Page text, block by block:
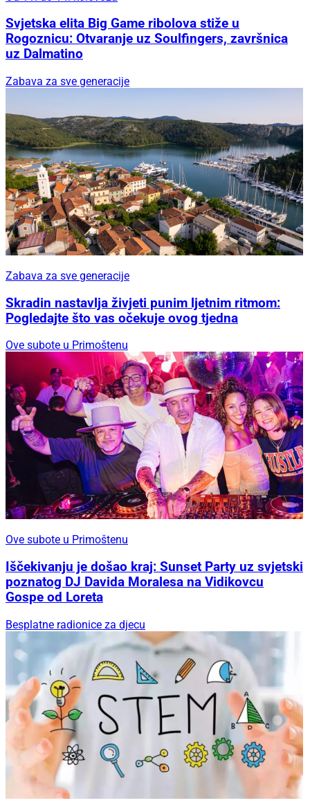
Svjetska elita Big Game ribolova stiže u
Rogoznicu: Otvaranje uz Soulfingers, završnica
uz Dalmatino
Zabava za sve generacije
Zabava za sve generacije
Skradin nastavlja živjeti punim ljetnim ritmom:
Pogledajte što vas očekuje ovog tjedna
Ove subote u Primoštenu
Ove subote u Primoštenu
Iščekivanju je došao kraj: Sunset Party uz svjetski
poznatog DJ Davida Moralesa na Vidikovcu
Gospe od Loreta
Besplatne radionice za djecu